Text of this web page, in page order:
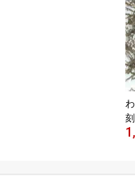
藻